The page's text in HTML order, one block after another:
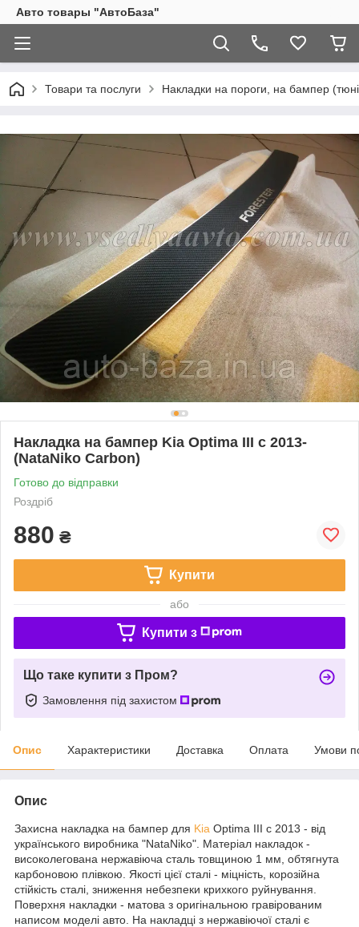
Авто товары "АвтоБаза"
Товари та послуги Накладки на пороги, на бампер
Накладка на бампер Kia Optima III c 2013-
(NataNiko Carbon)
Готово до відправки
Роздріб
880 ₴
Купити
або
Купити з
Що таке купити з Пром?
Замовлення під захистом
Опис Характеристики Доставка Оплата Умови
Опис
Захисна накладка на бампер для Kia Optima III c 2013 - від
українського виробника "NataNiko". Матеріал накладок -
високолегована нержавіюча сталь товщиною 1 мм, обтягнута
карбоновою плівкою. Якості цієї сталі - міцність, корозійна
стійкість сталі, зниження небезпеки крихкого руйнування.
Поверхня накладки - матова з оригінальною гравірованим
написом моделі авто. На накладці з нержавіючої сталі є